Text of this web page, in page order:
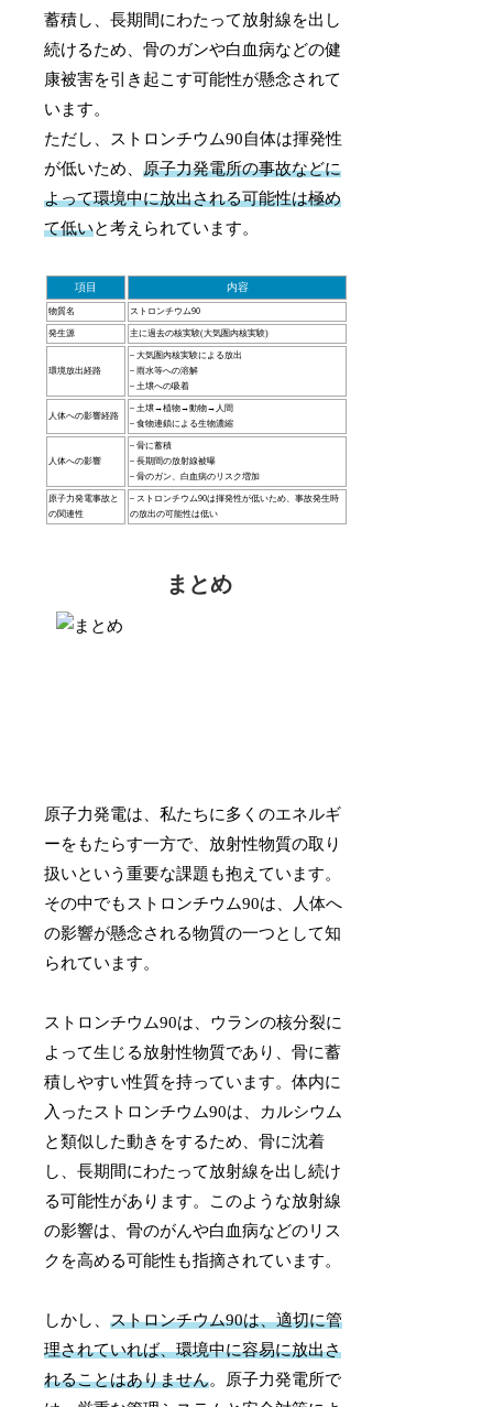
蓄積し、長期間にわたって放射線を出し
続けるため、骨のガンや白血病などの健
康被害を引き起こす可能性が懸念されて
います。
ただし、ストロンチウム90自体は揮発性
が低いため、原子力発電所の事故などに
よって環境中に放出される可能性は極め
て低いと考えられています。
項目 内容
物質名 ストロンチウム90
発生源 主に過去の核実験(大気圏内核実験)
環境放出経路
– 大気圏内核実験による放出
– 雨水等への溶解
– 土壌への吸着
人体への影響経路
– 土壌→植物→動物→人間
– 食物連鎖による生物濃縮
人体への影響
– 骨に蓄積
– 長期間の放射線被曝
– 骨のガン、白血病のリスク増加
原子力発電事故と
の関連性
– ストロンチウム90は揮発性が低いため、事故発生時
の放出の可能性は低い
まとめ
原子力発電は、私たちに多くのエネルギ
ーをもたらす一方で、放射性物質の取り
扱いという重要な課題も抱えています。
その中でもストロンチウム90は、人体へ
の影響が懸念される物質の一つとして知
られています。
ストロンチウム90は、ウランの核分裂に
よって生じる放射性物質であり、骨に蓄
積しやすい性質を持っています。体内に
入ったストロンチウム90は、カルシウム
と類似した動きをするため、骨に沈着
し、長期間にわたって放射線を出し続け
る可能性があります。このような放射線
の影響は、骨のがんや白血病などのリス
クを高める可能性も指摘されています。
しかし、ストロンチウム90は、適切に管
理されていれば、環境中に容易に放出さ
れることはありません。原子力発電所で